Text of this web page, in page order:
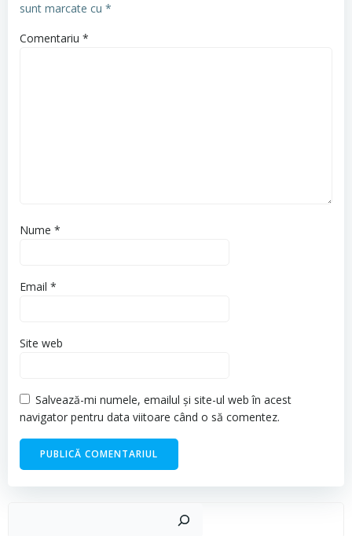
sunt marcate cu *
Comentariu *
Nume *
Email *
Site web
Salvează-mi numele, emailul și site-ul web în acest
navigator pentru data viitoare când o să comentez.